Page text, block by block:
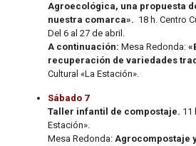
Agroecológica, una propuesta
nuestra comarca». 18 h. Centro
Del 6 al 27 de abril.
A continuación: Mesa Redonda:
recuperación de variedades
Cultural «La Estación».
Sábado 7
Taller infantil de compostaje. 11
Estación».
Mesa Redonda: Agrocompostaje